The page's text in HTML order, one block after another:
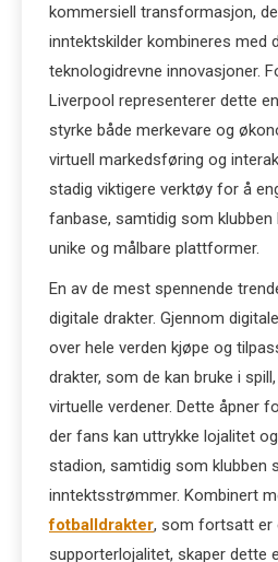
kommersiell transformasjon,
inntektskilder kombineres med
teknologidrevne innovasjoner.
Liverpool representerer dette
styrke både merkevare og
virtuell markedsføring og
stadig viktigere verktøy for å
fanbase, samtidig som
unike og målbare plattformer.
En av de mest spennende
digitale drakter. Gjennom
over hele verden kjøpe og
drakter, som de kan bruke i
virtuelle verdener. Dette åpner
der fans kan uttrykke lojalitet
stadion, samtidig som klubben
inntektsstrømmer. Kombinert
fotballdrakter, som fortsatt er
supporterlojalitet, skaper dette